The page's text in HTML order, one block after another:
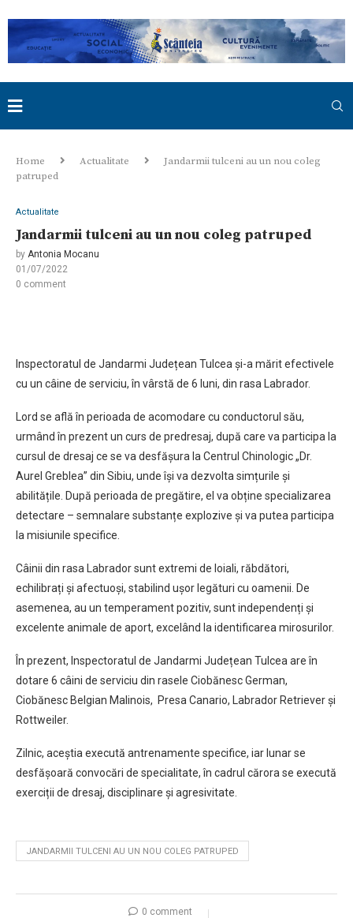
Home Actualitate
Jandarmii tulceni au un nou coleg
patruped
Actualitate
Jandarmii tulceni au un nou coleg patruped
by Antonia Mocanu
01/07/2022
0 comment
Inspectoratul de Jandarmi Județean Tulcea și-a mărit efectivele
cu un câine de serviciu, în vârstă de 6 luni, din rasa Labrador.
Lord se află în perioada de acomodare cu conductorul său,
urmând în prezent un curs de predresaj, după care va participa la
cursul de dresaj ce se va desfășura la Centrul Chinologic „Dr.
Aurel Greblea” din Sibiu, unde își va dezvolta simțurile și
abilitățile. După perioada de pregătire, el va obține specializarea
detectare – semnalare substanțe explozive și va putea participa
la misiunile specifice.
Câinii din rasa Labrador sunt extremi de loiali, răbdători,
echilibrați și afectuoși, stabilind ușor legături cu oamenii. De
asemenea, au un temperament pozitiv, sunt independenți și
excelente animale de aport, excelând la identificarea mirosurilor.
În prezent, Inspectoratul de Jandarmi Județean Tulcea are în
dotare 6 câini de serviciu din rasele Ciobănesc German,
Ciobănesc Belgian Malinois, Presa Canario, Labrador Retriever și
Rottweiler.
Zilnic, aceștia execută antrenamente specifice, iar lunar se
desfășoară convocări de specialitate, în cadrul cărora se execută
exerciții de dresaj, disciplinare și agresivitate.
JANDARMII TULCENI AU UN NOU COLEG PATRUPED
0 comment